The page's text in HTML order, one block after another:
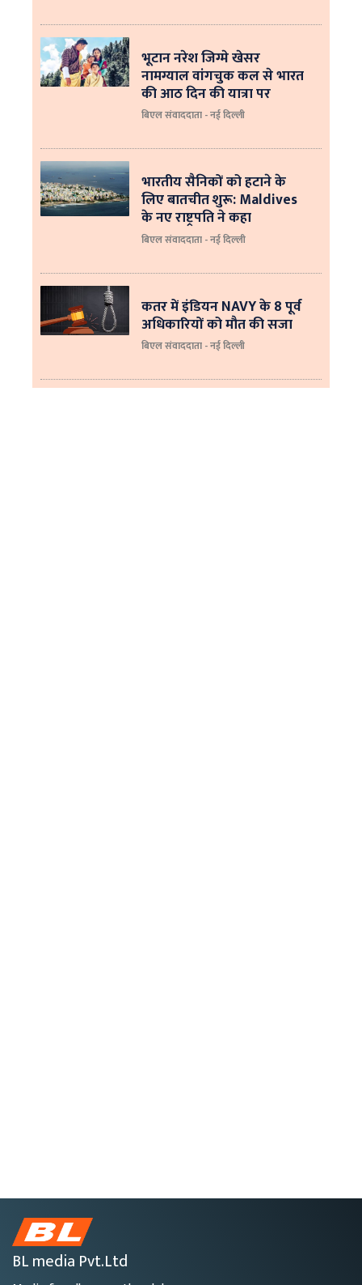
भूटान नरेश जिग्मे खेसर
नामग्याल वांगचुक कल से भारत
की आठ दिन की यात्रा पर
बिएल संवाददाता - नई दिल्ली
भारतीय सैनिकों को हटाने के
लिए बातचीत शुरू: Maldives
के नए राष्ट्रपति ने कहा
बिएल संवाददाता - नई दिल्‍ली
कतर में इंडियन NAVY के 8 पूर्व
अधिकारियों को मौत की सजा
बिएल संवाददाता - नई दिल्ली
BL media Pvt.Ltd